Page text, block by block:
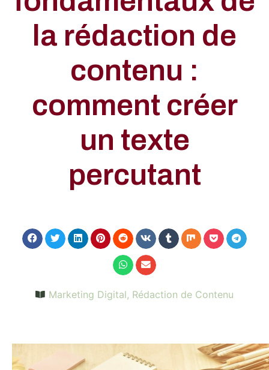
la rédaction de
contenu :
comment créer
un texte
percutant
Marketing Digital, Rédaction de Contenu